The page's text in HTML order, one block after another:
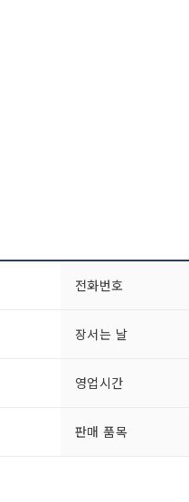
전화번호
장서는 날
영업시간
판매 품목